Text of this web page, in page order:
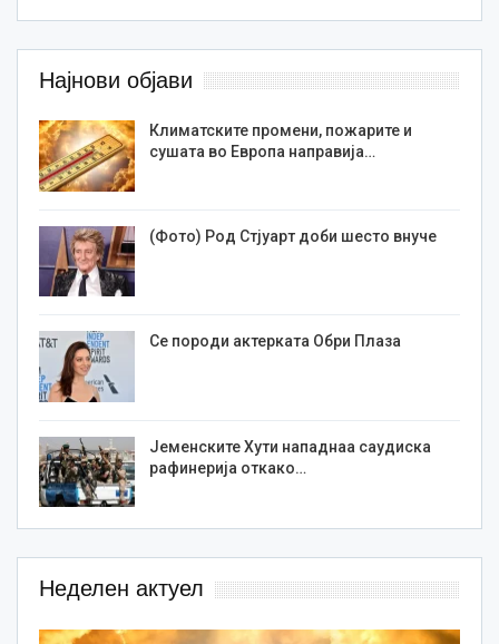
Најнови објави
Климатските промени, пожарите и
сушата во Европа направија…
(Фото) Род Стјуарт доби шесто внуче
Се породи актерката Обри Плаза
Јеменските Хути нападнаа саудиска
рафинерија откако…
Неделен актуел